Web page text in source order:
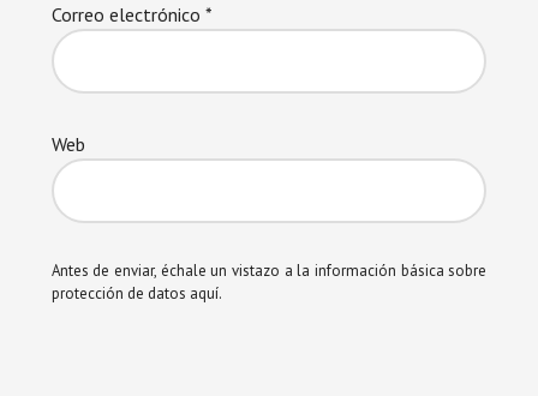
Correo electrónico *
Web
Antes de enviar, échale un vistazo a la información básica sobre
protección de datos aquí.